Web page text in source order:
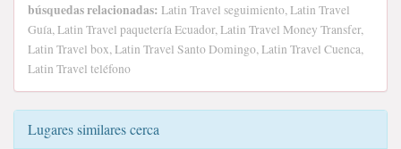
búsquedas relacionadas: Latin Travel seguimiento, Latin Travel
Guía, Latin Travel paquetería Ecuador, Latin Travel Money Transfer,
Latin Travel box, Latin Travel Santo Domingo, Latin Travel Cuenca,
Latin Travel teléfono
Lugares similares cerca